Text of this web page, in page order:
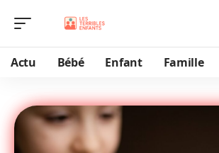
Actu Bébé Enfant Famille